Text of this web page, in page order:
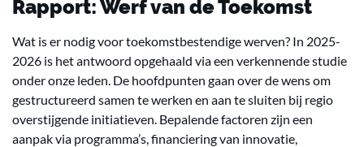
Rapport: Werf van de Toekomst
Wat is er nodig voor toekomstbestendige werven? In 2025-
2026 is het antwoord opgehaald via een verkennende studie
onder onze leden. De hoofdpunten gaan over de wens om
gestructureerd samen te werken en aan te sluiten bij regio
overstijgende initiatieven. Bepalende factoren zijn een
aanpak via programma’s, financiering van innovatie,